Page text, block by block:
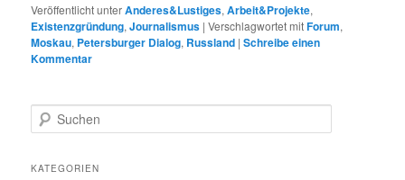
Veröffentlicht unterAnderes&Lustiges,Arbeit&Projekte,
Existenzgründung,Journalismus |Verschlagwortet mitForum,
Moskau, Petersburger Dialog, Russland |Schreibe einen
Kommentar
u
h
KATEGORIEN